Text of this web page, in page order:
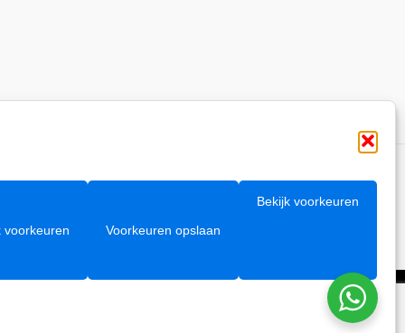
voorkeuren Voorkeuren opslaan
Bekijk voorkeuren